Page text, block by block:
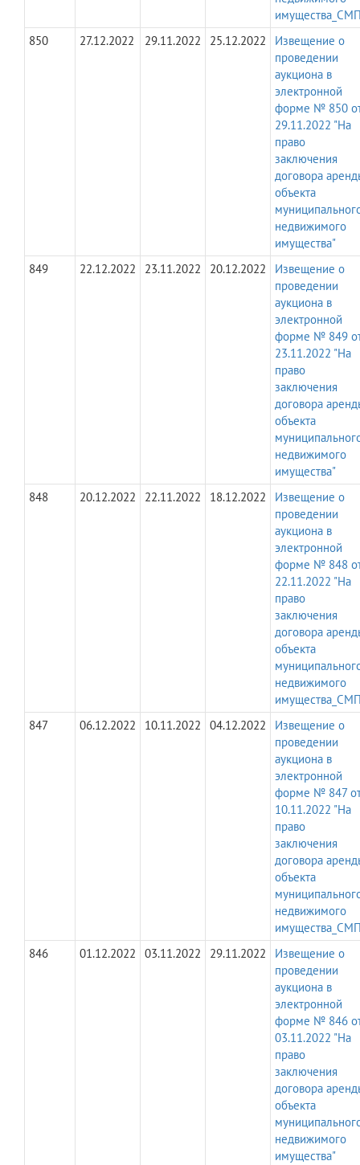
850
27.12.2022 29.11.2022 25.12.2022
Извещение о
проведении
аукциона в
электронной
форме № 850
29.11.2022 "На
право
заключения
договора
объекта
недвижимого
имущества"
849
22.12.2022 23.11.2022 20.12.2022
Извещение о
проведении
аукциона в
электронной
форме № 849
23.11.2022 "На
право
заключения
договора
объекта
недвижимого
имущества"
848
20.12.2022 22.11.2022 18.12.2022
Извещение о
проведении
аукциона в
электронной
форме № 848
22.11.2022 "На
право
заключения
договора
объекта
недвижимого
847
06.12.2022 10.11.2022 04.12.2022
Извещение о
проведении
аукциона в
электронной
форме № 847
10.11.2022 "На
право
заключения
договора
объекта
недвижимого
846
01.12.2022 03.11.2022 29.11.2022
Извещение о
проведении
аукциона в
электронной
форме № 846
03.11.2022 "На
право
заключения
договора
объекта
недвижимого
имущества"